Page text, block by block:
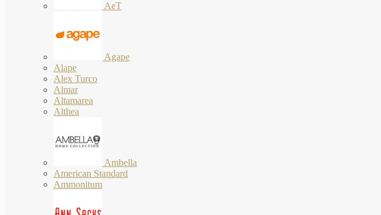
AeT
Agape
Alape
Alex Turco
Almar
Altamarea
Althea
Ambella
American Standard
Ammonitum